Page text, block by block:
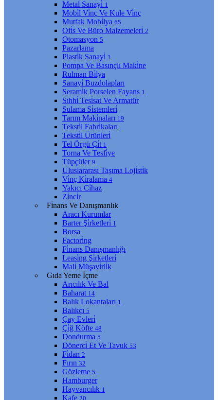
Metal Sanayi̇ 1
Mobi̇l Vi̇nç Ve Kule Vi̇nç
Mutfak Mobi̇lya 65
Ofi̇s Ve Büro Malzemeleri̇ 2
Otomasyon 5
Pazarlama
Plasti̇k Sanayi̇ 1
Pompa Ve Basınçlı Maki̇ne
Rulman Bi̇lya
Sanayi̇ Buzdolapları
Serami̇k Porselen Fayans 1
Sıhhi̇ Tesi̇sat Ve Armatür
Sulama Si̇stemleri̇
Tarım Maki̇naları 19
Teksti̇l Fabri̇kaları
Teksti̇l Ürünleri̇
Tel Örgü Çi̇t 1
Torna Ve Tesfi̇ye
Tüpçüler 9
Uluslararası Taşıma Loji̇sti̇k
Vi̇nç Ki̇ralama 4
Yakıcı Ci̇haz
Zi̇nci̇r
Fi̇nans Ve Danışmanlık
Aracı Kurumlar
Barter Şi̇rketleri̇ 1
Borsa
Factori̇ng
Fi̇nans Danışmanlığı
Leasi̇ng Şi̇rketleri̇
Mali̇ Müşavi̇rli̇k
Gıda Yeme İçme
Arıcılık Ve Bal
Baharat 14
Balık Lokantaları 1
Balıkçı 5
Çay Evleri̇
Çi̇ğ Köfte 48
Dondurma 5
Dönerci̇ Et Ve Tavuk 53
Fi̇dan 2
Fırın 32
Gözleme 5
Hamburger
Hayvancılık 1
Kafe 20